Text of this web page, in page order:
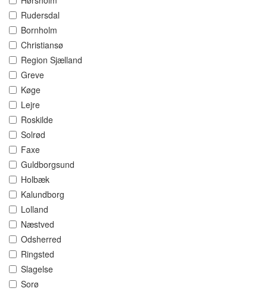
Rudersdal
Bornholm
Christiansø
Region Sjælland
Greve
Køge
Lejre
Roskilde
Solrød
Faxe
Guldborgsund
Holbæk
Kalundborg
Lolland
Næstved
Odsherred
Ringsted
Slagelse
Sorø